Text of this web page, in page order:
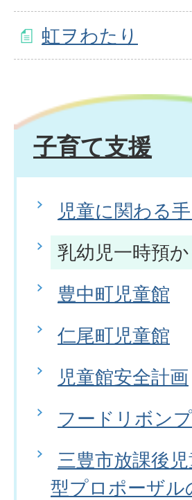
虹ヲわたり
子育て支援
児童に関わる
乳幼児一時預
豊中町児童館
仁尾町児童館
児童館安全計画
フードリボン
三豊市放課後
型プロポーザル